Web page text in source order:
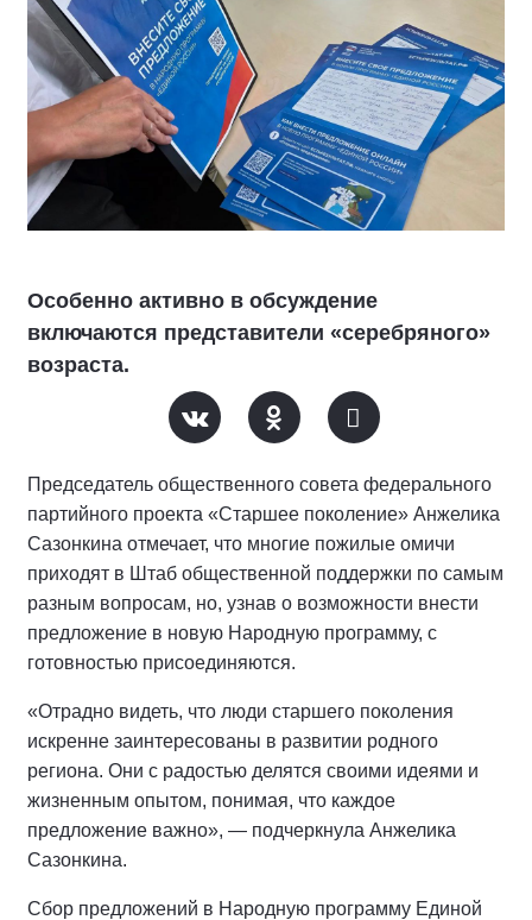
Особенно активно в обсуждение
включаются представители «серебряного»
возраста.
Председатель общественного совета федерального
партийного проекта «Старшее поколение» Анжелика
Сазонкина отмечает, что многие пожилые омичи
приходят в Штаб общественной поддержки по самым
разным вопросам, но, узнав о возможности внести
предложение в новую Народную программу, с
готовностью присоединяются.
«Отрадно видеть, что люди старшего поколения
искренне заинтересованы в развитии родного
региона. Они с радостью делятся своими идеями и
жизненным опытом, понимая, что каждое
предложение важно», — подчеркнула Анжелика
Сазонкина.
Сбор предложений в Народную программу Единой